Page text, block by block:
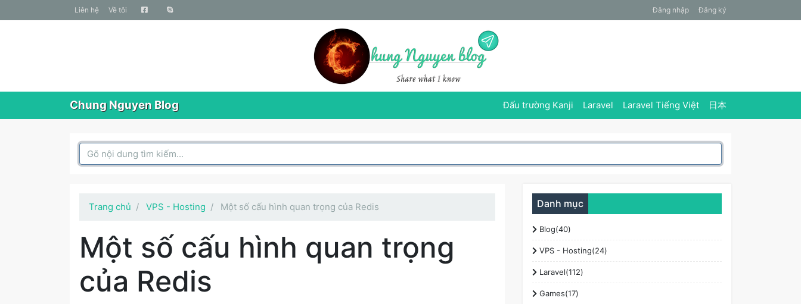
liên hệ Về tôi Đăng nhập Đăng ký
Chung Nguyen Blog Đấu trường Kanji Laravel Laravel Tiếng Việt 日本
Search Box
Trang chủ VPS - Hosting Một số cấu hình quan trọng của Redis
Một số cấu hình quan trọng
của Redis
Danh mục
Blog(40)
VPS - Hosting(24)
Laravel(112)
Games(17)